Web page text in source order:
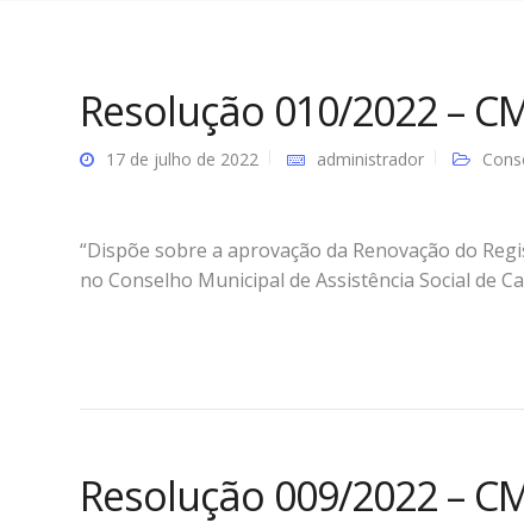
Resolução 010/2022 –
17 de julho de 2022 administrador
“Dispõe sobre a aprovação da Renovação do
no Conselho Municipal de Assistência Social de
Resolução 009/2022 –